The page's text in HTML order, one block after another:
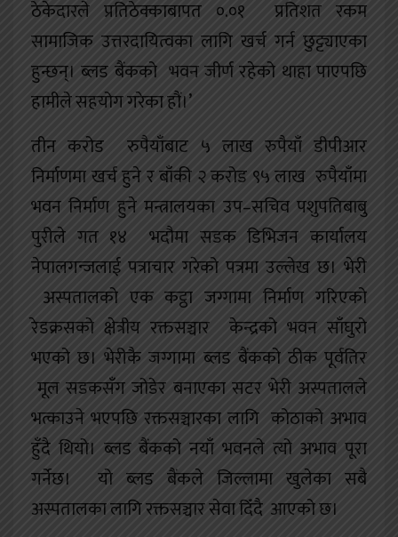
ठेकेदारले प्रतिठेक्काबापत ०.०१ प्रतिशत रकम
सामाजिक उत्तरदायित्वका लागि खर्च गर्न छुट्ट्याएका
हुन्छन्। ब्लड बैंकको भवन जीर्ण रहेको थाहा पाएपछि
हामीले सहयोग गरेका हौं।’
तीन करोड रुपैयाँबाट ५ लाख रुपैयाँ डीपीआर
निर्माणमा खर्च हुने र बाँकी २ करोड ९५ लाख रुपैयाँमा
भवन निर्माण हुने मन्त्रालयका उप–सचिव पशुपतिबाबु
पुरीले गत १४ भदौमा सडक डिभिजन कार्यालय
नेपालगन्जलाई पत्राचार गरेको पत्रमा उल्लेख छ। भेरी
अस्पतालको एक कट्ठा जग्गामा निर्माण गरिएको
रेडक्रसको क्षेत्रीय रक्तसञ्चार केन्द्रको भवन साँघुरो
भएको छ। भेरीकै जग्गामा ब्लड बैंकको ठीक पूर्वतिर
मूल सडकसँग जोडेर बनाएका सटर भेरी अस्पतालले
भत्काउने भएपछि रक्तसञ्चारका लागि कोठाको अभाव
हुँदै थियो। ब्लड बैंकको नयाँ भवनले त्यो अभाव पूरा
गर्नेछ। यो ब्लड बैंकले जिल्लामा खुलेका सबै
अस्पतालका लागि रक्तसञ्चार सेवा दिँदै आएको छ।